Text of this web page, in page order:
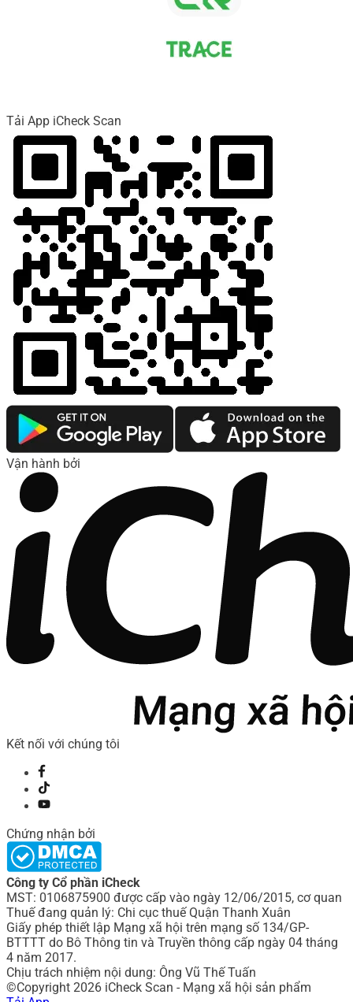
Tải App iCheck Scan
Vận hành bởi
Kết nối với chúng tôi
Chứng nhận bởi
Công ty Cổ phần iCheck
MST: 0106875900 được cấp vào ngày 12/06/2015, cơ quan
Thuế đang quản lý: Chi cục thuế Quận Thanh Xuân
Giấy phép thiết lập Mạng xã hội trên mạng số 134/GP-
BTTTT do Bô Thông tin và Truyền thông cấp ngày 04 tháng
4 năm 2017.
Chịu trách nhiệm nội dung: Ông Vũ Thế Tuấn
©Copyright 2026 iCheck Scan - Mạng xã hội sản phẩm